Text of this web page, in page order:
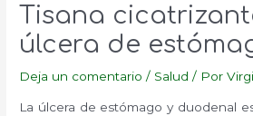
Tisana
úlcera de
Deja un comentario / Salud / Por
La úlcera de estómago y duodenal